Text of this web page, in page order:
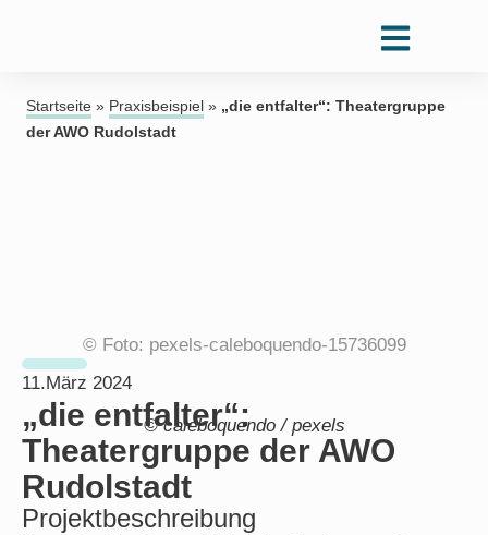
Startseite » Praxisbeispiel » „die entfalter“: Theatergruppe
der AWO Rudolstadt
© caleboquendo / pexels
© Foto: pexels-caleboquendo-15736099
11.März 2024
„die entfalter“:
Theatergruppe der AWO
Rudolstadt
Projektbeschreibung